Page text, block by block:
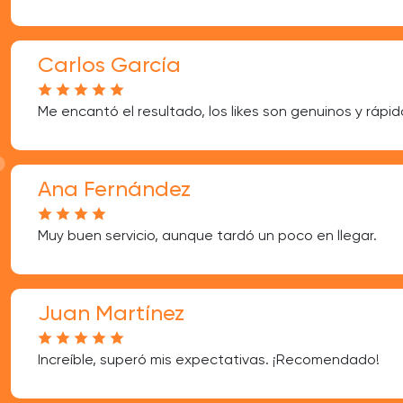
Carlos García
Me encantó el resultado, los likes son genuinos y
Ana Fernández
Muy buen servicio, aunque tardó un poco en llegar.
Juan Martínez
Increíble, superó mis expectativas. ¡Recomendado!